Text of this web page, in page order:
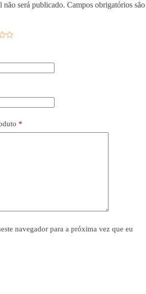
não será publicado. Campos obrigatórios são
*
navegador para a próxima vez que eu